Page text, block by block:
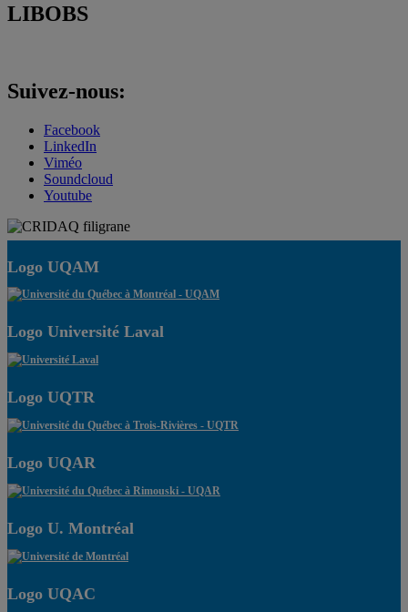
LIBOBS
Suivez-nous:
Facebook
LinkedIn
Viméo
Soundcloud
Youtube
Logo UQAM
Logo Université Laval
Logo UQTR
Logo UQAR
Logo U. Montréal
Logo UQAC